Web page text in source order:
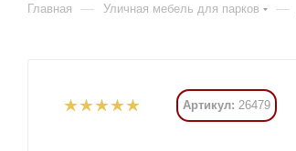
Главная — Уличная мебель для парков —
Артикул: 26479